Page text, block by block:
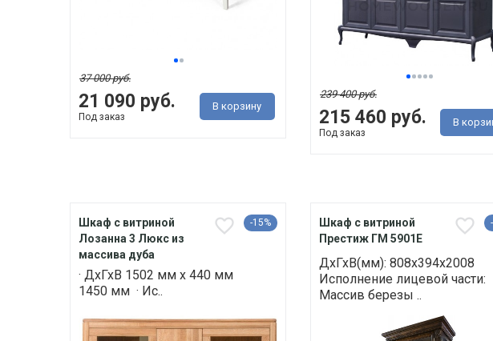
21 090 руб.
37 000 руб.
Под заказ
В корзину
215 460 руб.
239 400 руб.
Под заказ
В
Шкаф с витриной
Лозанна 3 Люкс из
массива дуба
-15%
· ДхГхВ 1502 мм х 440 мм
1450 мм · Ис..
Шкаф с витриной
Престиж ГМ 5901E
ДхГхВ(мм): 808х394х2008
Исполнение лицевой части:
Массив березы ..